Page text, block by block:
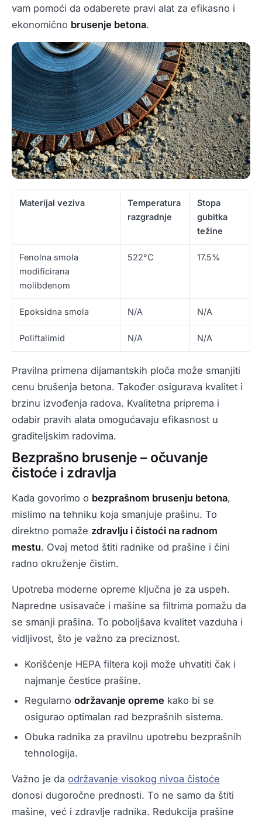
vam pomoći da odaberete pravi alat za efikasno i
ekonomično brusenje betona.
Materijal veziva
Temperatura
razgradnje
Stopa
gubitka
težine
Fenolna smola
modificirana
molibdenom
522°C 17.5%
Epoksidna smola N/A N/A
Poliftalimid N/A N/A
Pravilna primena dijamantskih ploča može smanjiti
cenu brušenja betona. Također osigurava kvalitet i
brzinu izvođenja radova. Kvalitetna priprema i
odabir pravih alata omogućavaju efikasnost u
graditeljskim radovima.
Bezprašno brusenje – očuvanje
čistoće i zdravlja
Kada govorimo o bezprašnom brusenju betona,
mislimo na tehniku koja smanjuje prašinu. To
direktno pomaže zdravlju i čistoći na radnom
mestu. Ovaj metod štiti radnike od prašine i čini
radno okruženje čistim.
Upotreba moderne opreme ključna je za uspeh.
Napredne usisavače i mašine sa filtrima pomažu da
se smanji prašina. To poboljšava kvalitet vazduha i
vidljivost, što je važno za preciznost.
Korišćenje HEPA filtera koji može uhvatiti čak i
najmanje čestice prašine.
Regularno održavanje opreme kako bi se
osigurao optimalan rad bezprašnih sistema.
Obuka radnika za pravilnu upotrebu bezprašnih
tehnologija.
Važno je da održavanje visokog nivoa čistoće
donosi dugoročne prednosti. To ne samo da štiti
mašine, već i zdravlje radnika. Redukcija prašine